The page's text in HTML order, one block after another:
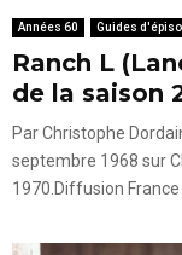
Années 60 Guides
Ranch L
de la saison
Par Christophe
septembre 1968 sur
1970.Diffusion France